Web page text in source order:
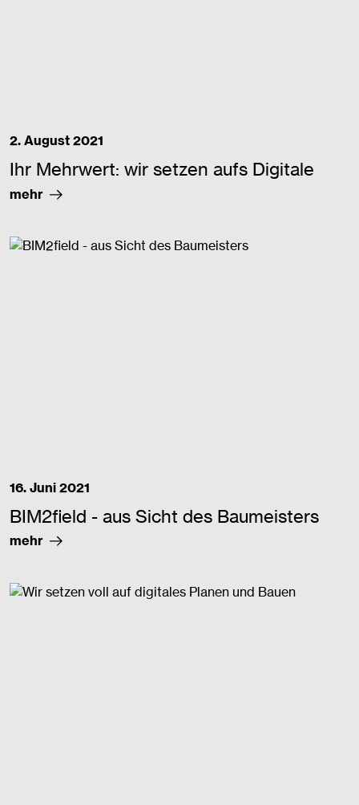
2. August 2021
Ihr Mehrwert: wir setzen aufs Digitale
mehr
16. Juni 2021
BIM2field - aus Sicht des Baumeisters
mehr